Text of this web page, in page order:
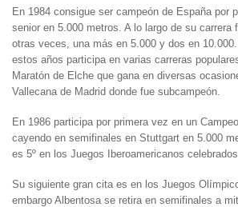
En 1984 consigue ser campeón de España por
senior en 5.000 metros. A lo largo de su carrera
otras veces, una más en 5.000 y dos en
estos años participa en varias carreras
Maratón de Elche que gana en diversas
Vallecana de Madrid donde fue subcampeón.
En 1986 participa por primera vez en un
cayendo en semifinales en Stuttgart en 5.000
es 5º en los Juegos Iberoamericanos
Su siguiente gran cita es en los Juegos
embargo Albentosa se retira en semifinales a